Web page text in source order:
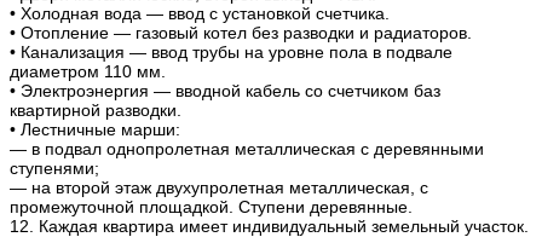
• Холодная вода — ввод с установкой счетчика.
• Отопление — газовый котел без разводки и радиаторов.
• Канализация — ввод трубы на уровне пола в подвале
диаметром 110 мм.
• Электроэнергия — вводной кабель со счетчиком баз
квартирной разводки.
• Лестничные марши:
— в подвал однопролетная металлическая с деревянными
ступенями;
— на второй этаж двухупролетная металлическая, с
промежуточной площадкой. Ступени деревянные.
12. Каждая квартира имеет индивидуальный земельный участок.